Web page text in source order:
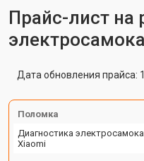
Прайс-лист на
Дата обновления прайса:
Поломка
Диагностика
Xiaomi